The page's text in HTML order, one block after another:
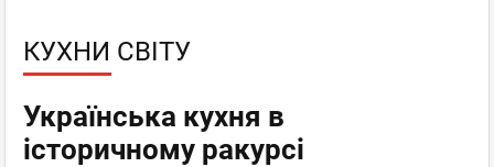
КУХНИ СВІТУ
Українська кухня в
історичному ракурсі